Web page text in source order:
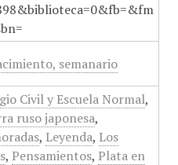
semanario
Civil y Escuela Normal,
ruso japonesa,
, Leyenda, Los
, Pensamientos, Plata en